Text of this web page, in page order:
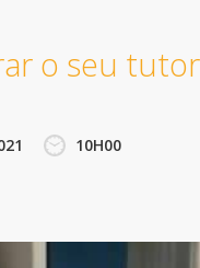
o seu
10H00